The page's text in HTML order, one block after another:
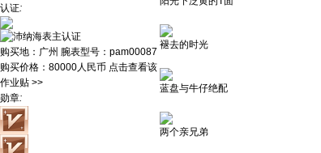
认证:
购买地： 广州 腕表型号： pam00087
购买价格： 80000人民币 点击查看该
作业贴 >>
勋章:
褪去的时光
蓝盘与牛仔绝配
两个亲兄弟